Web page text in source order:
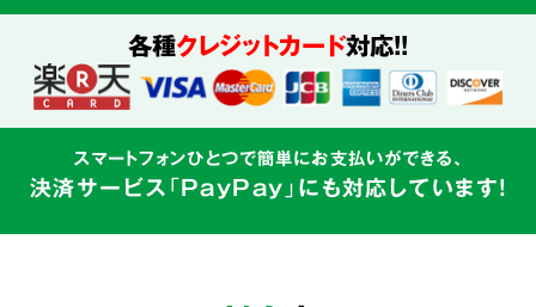
真心を
込めて対応
各種クレジットカード対応!!
スマートフォンひとつで簡単にお支払いができる、
決済サービス「PayPay」にも対応しています!